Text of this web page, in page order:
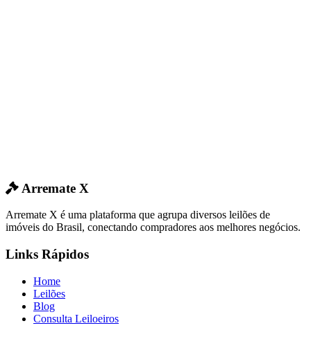
Arremate X
Arremate X é uma plataforma que agrupa diversos leilões de
imóveis do Brasil, conectando compradores aos melhores negócios.
Links Rápidos
Home
Leilões
Blog
Consulta Leiloeiros